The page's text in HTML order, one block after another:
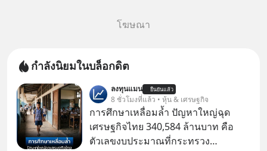
โฆษณา
กำลังนิยมในบล็อกดิต
ลงทุนแมน ยืนยันแล้ว
8 ชั่วโมงที่แล้ว • หุ้น & เศรษฐกิจ
การศึกษาเหลื่อมล้ำ ปัญหาใหญ่ฉุด
เศรษฐกิจไทย 340,584 ล้านบาท คือ
ตัวเลขงบประมาณที่กระทรวง